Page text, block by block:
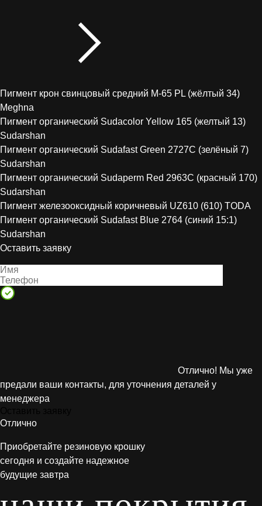
Пигмент крон свинцовый средний М-65 PL (жёлтый 34)
Meghna
Пигмент органический Sudacolor Yellow 165 (желтый 13)
Sudarshan
Пигмент органический Sudafast Green 2727C (зелёный 7)
Sudarshan
Пигмент органический Sudaperm Red 2963C (красный 170)
Sudarshan
Пигмент железооксидный коричневый UZ610 (610) TODA
Пигмент органический Sudafast Blue 2764 (синий 15:1)
Sudarshan
Оставить заявку
Отлично! Мы уже
предали ваши контакты, для уточнения деталей у
менеджера
Отлично
Приобретайте резиновую крошку
сегодня и создайте надежное
будущие завтра